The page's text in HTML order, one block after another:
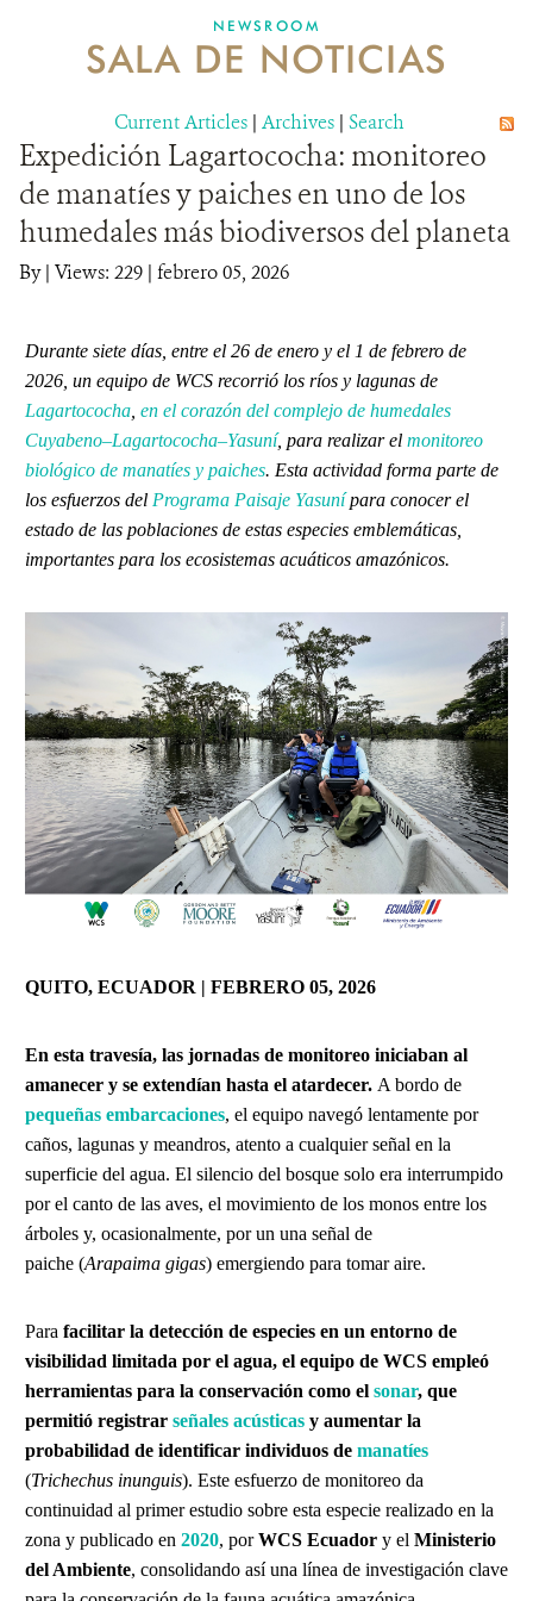
MECANISMO DE ATENCIÓN DE QUEJAS Y RECLAMOS
DONA
NEWSROOM
SALA DE NOTICIAS
Current Articles | Archives | Search
Expedición Lagartococha: monitoreo
de manatíes y paiches en uno de los
humedales más biodiversos del planeta
By| Views: 229 | febrero 05, 2026
Durante siete días, entre el 26 de enero y el 1 de febrero de
2026, un equipo de WCS recorrió los ríos y lagunas de
Lagartococha en el corazón del complejo de humedales
Cuyabeno–Lagartococha–Yasuní, para realizar el monitoreo
biológico de manatíes y paiches. Esta actividad forma parte de
los esfuerzos del Programa Paisaje Yasunípara conocer el
estado de las poblaciones de estas especies emblemáticas,
importantes para los ecosistemas acuáticos amazónicos.
QUITO, ECUADOR | FEBRERO 05, 2026
En esta travesía, las jornadas de monitoreo iniciaban al
amanecer y se extendían hasta el atardecer. A bordo de
pequeñas embarcaciones, el equipo navegó lentamente por
caños, lagunas y meandros, atento a cualquier señal en la
superficie del agua. El silencio del bosque solo era interrumpido
por el canto de las aves, el movimiento de los monos entre los
árboles y, ocasionalmente, por un una señal de
paiche (Arapaima gigas) emergiendo para tomar aire.
Para facilitar la detección de especies en un entorno de
visibilidad limitada por el agua, el equipo de WCS empleó
herramientas para la conservación como el sonar, que
permitió registrar señales acústicas y aumentar la
probabilidad de identificar individuos de manatíes
(Trichechus inunguis). Este esfuerzo de monitoreo da
continuidad al primer estudio sobre esta especie realizado en la
zona y publicado en 2020, porWCS Ecuador y el Ministerio
del Ambiente, consolidando así una línea de investigación clave